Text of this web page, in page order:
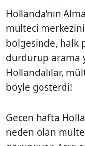
Hollanda’nın
mülteci
bölgesinde, halk
durdurup arama
Hollandalılar,
böyle gösterdi!
Geçen hafta
neden olan